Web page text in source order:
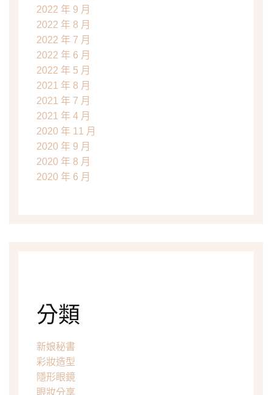
2022 年 9 月
2022 年 8 月
2022 年 7 月
2022 年 6 月
2022 年 5 月
2021 年 8 月
2021 年 7 月
2021 年 4 月
2020 年 11 月
2020 年 9 月
2020 年 8 月
2020 年 6 月
分類
新娘秘書
彩妝造型
隱形眼鏡
眼妝分享